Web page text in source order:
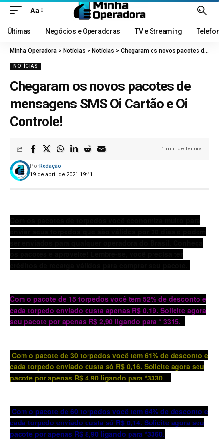
Aa
Últimas Negócios e Operadoras TV e Streaming
Minha Operadora > Notícias > Notícias > Chegaram os novos pacotes de mensagens SMS Oi Cartão e Oi Controle!
NOTÍCIAS
Chegaram os novos pacotes de
mensagens SMS Oi Cartão e Oi
Controle!
19 de abril de 2021 19:41
PorRedação
1 min de leitura
Com o pacote de 15 torpedos você tem 52% de desconto e
cada torpedo enviado custa apenas R$ 0,19. Solicite agora
seu pacote por apenas R$ 2,90 ligando para * 3315.
Com o pacote de 30 torpedos você tem 61% de desconto e
cada torpedo enviado custa só R$ 0,16. Solicite agora seu
pacote por apenas R$ 4,90 ligando para *3330.
Com o pacote de 60 torpedos você tem 64% de desconto e
cada torpedo enviado custa só R$ 0,14. Solicite agora seu
pacote por apenas R$ 8,90 ligando para *3360.